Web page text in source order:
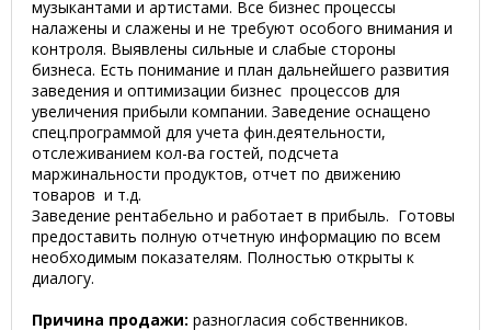
музыкантами и артистами. Все бизнес процессы
налажены и слажены и не требуют особого внимания и
контроля. Выявлены сильные и слабые стороны
бизнеса. Есть понимание и план дальнейшего развития
заведения и оптимизации бизнес процессов для
увеличения прибыли компании. Заведение оснащено
спец.программой для учета фин.деятельности,
отслеживанием кол-ва гостей, подсчета
маржинальности продуктов, отчет по движению
товаров и т.д.
Заведение рентабельно и работает в прибыль. Готовы
предоставить полную отчетную информацию по всем
необходимым показателям. Полностью открыты к
диалогу.
Причина продажи: разногласия собственников.